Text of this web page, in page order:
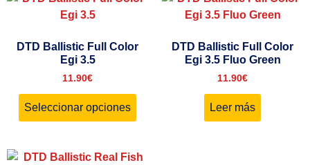
DTD Ballistic Full Color
Egi 3.5
11.90€
Seleccionar opciones
DTD Ballistic Full Color
Egi 3.5 Fluo Green
11.90€
Leer más